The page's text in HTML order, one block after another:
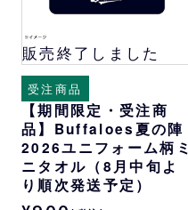
販売終了しました
受注商品
【期間限定・受注商
品】Buffaloes夏の陣
2026ユニフォーム柄ミ
ニタオル（8月中旬よ
り順次発送予定）